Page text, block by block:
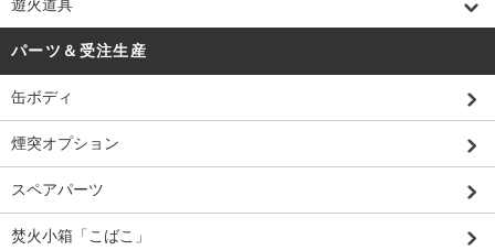
遊火道具
パーツ＆受注生産
缶ボディ
煙突オプション
スペアパーツ
焚火小箱「こばこ」